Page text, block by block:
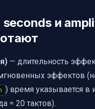
и
— длительность
эффектов
) время указывается в
= 20 тактов).